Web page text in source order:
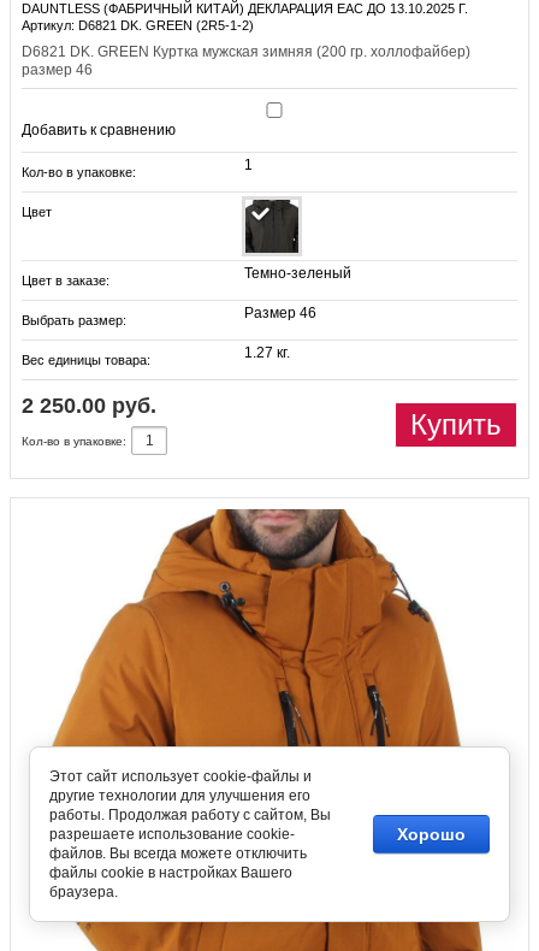
DAUNTLESS (ФАБРИЧНЫЙ КИТАЙ) ДЕКЛАРАЦИЯ EAC ДО 13.10.2025 Г.
Артикул: D6821 DK. GREEN (2R5-1-2)
D6821 DK. GREEN Куртка мужская зимняя (200 гр. холлофайбер)
размер 46
Добавить к сравнению
Кол-во в упаковке: 1
Цвет
Цвет в заказе: Темно-зеленый
Выбрать размер: Размер 46
Вес единицы товара: 1.27 кг.
2 250.00 руб.
Купить
Кол-во в упаковке:
Этот сайт использует cookie-файлы и
другие технологии для улучшения его
работы. Продолжая работу с сайтом, Вы
разрешаете использование cookie-
файлов. Вы всегда можете отключить
файлы cookie в настройках Вашего
браузера.
Хорошо